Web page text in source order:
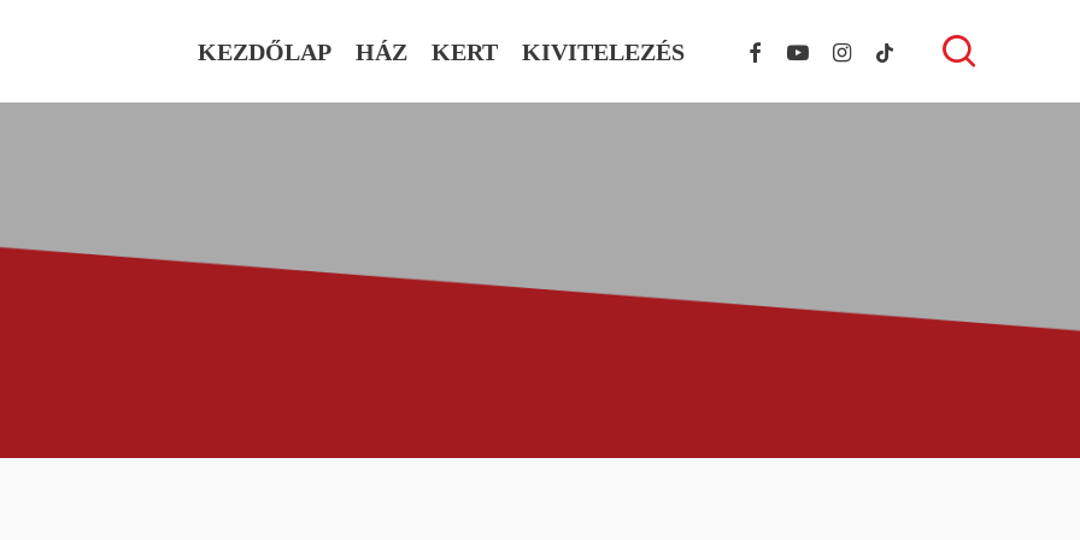
KEZDŐLAP HÁZ KERT KIVITELEZÉS FACEBOOK
YOUTUBE
INSTAGRAM
TIKTOK search